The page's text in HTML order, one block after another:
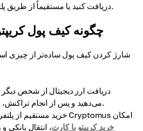
دریافت کنید یا مستقیماً از طریق پلتفرم خرید انجام دهید.
چگونه کیف پول
شارژ کردن کیف پول ساده‌تر از چیزی
دریافت ارز دیجیتال از شخص
می‌دهید و پس از انجام تراکنش، موجودی اضافه می‌شود.
خرید مستقیم از پلتفرم — پلتفرم‌هایی مثل Cryptomus امکان
خرید کریپتو با کارت، انتقال